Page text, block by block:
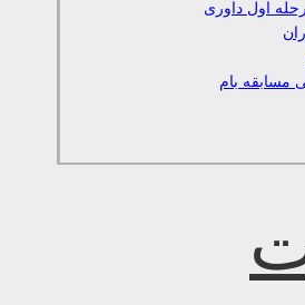
اول داوری
مسابقه بام